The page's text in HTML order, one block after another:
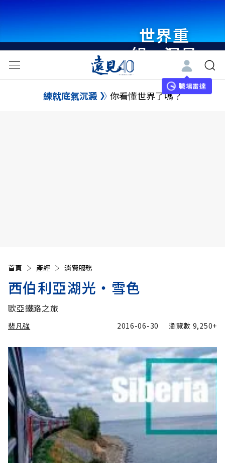
世界重
組・洞見
未來 與
世界領袖
職場雷達
練就底氣沉澱 你看懂世界了嗎？
首頁 產經 消費服務
西伯利亞湖光‧雪色
歐亞鐵路之旅
裴凡強 2016-06-30 瀏覽數 9,250+